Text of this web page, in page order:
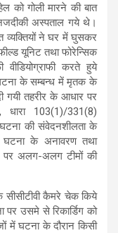
को गोली मारने की बात
अस्पताल गये थे।
व्यक्तियों ने घर में घुसकर
यूनिट तथा फोरेन्सिक
करते हुये
के सम्बन्ध में मृतक के
गयी तहरीर के आधार पर
103(1)/331(8)
की संवेदनशीलता के
घटना के अनावरण तथा
पर अलग-अलग टीमों की
सीसीटीवी कैमरे चेक किये
उसमे से रिकार्डिग को
में घटना के दौरान किसी